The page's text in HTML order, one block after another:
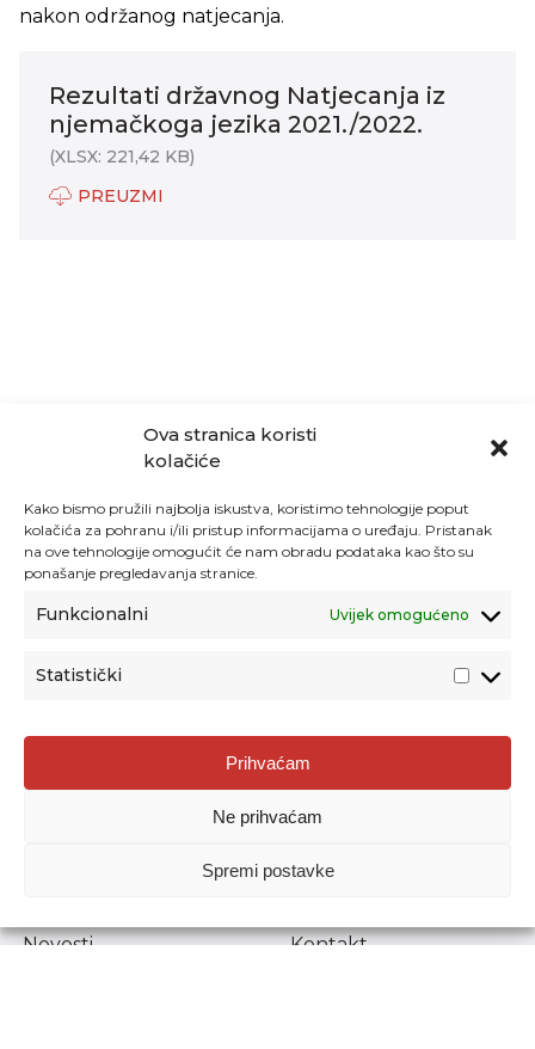
Ova stranica koristi
kolačiće
Kako bismo pružili najbolja iskustva, koristimo tehnologije poput
kolačića za pohranu i/ili pristup informacijama o uređaju. Pristanak
na ove tehnologije omogućit će nam obradu podataka kao što su
ponašanje pregledavanja stranice.
Funkcionalni Uvijek omogućeno
Statistički
Prihvaćam
Ne prihvaćam
Spremi postavke
nakon održanog natjecanja.
Rezultati državnog Natjecanja iz
njemačkoga jezika 2021./2022.
(XLSX: 221,42 KB)
PREUZMI
Agencija za odgoj i obrazovanje
Donje Svetice 38, 10000 Zagreb
1778129
Prenošenje sadržaja dopušteno je uz navođenje izvora.
Novosti
Kontakt